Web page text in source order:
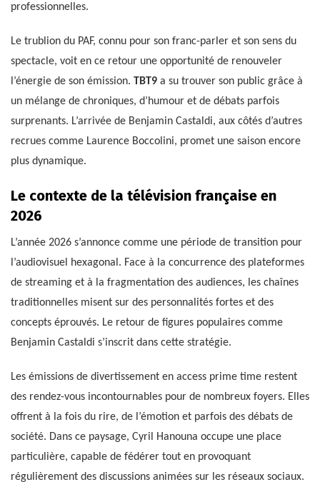
professionnelles.
Le trublion du PAF, connu pour son franc-parler et son sens du
spectacle, voit en ce retour une opportunité de renouveler
l’énergie de son émission. TBT9 a su trouver son public grâce à
un mélange de chroniques, d’humour et de débats parfois
surprenants. L’arrivée de Benjamin Castaldi, aux côtés d’autres
recrues comme Laurence Boccolini, promet une saison encore
plus dynamique.
Le contexte de la télévision française en
2026
L’année 2026 s’annonce comme une période de transition pour
l’audiovisuel hexagonal. Face à la concurrence des plateformes
de streaming et à la fragmentation des audiences, les chaînes
traditionnelles misent sur des personnalités fortes et des
concepts éprouvés. Le retour de figures populaires comme
Benjamin Castaldi s’inscrit dans cette stratégie.
Les émissions de divertissement en access prime time restent
des rendez-vous incontournables pour de nombreux foyers. Elles
offrent à la fois du rire, de l’émotion et parfois des débats de
société. Dans ce paysage, Cyril Hanouna occupe une place
particulière, capable de fédérer tout en provoquant
régulièrement des discussions animées sur les réseaux sociaux.